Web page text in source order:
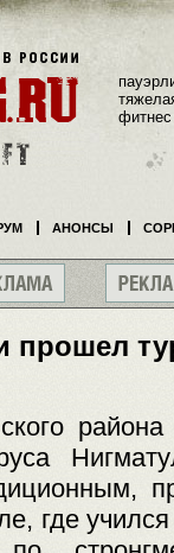
прошел
района
где
фитнес
АНОНСЫ